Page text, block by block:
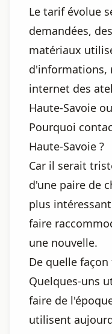
Le tarif évolue
demandées,
matériaux
d'informations,
internet des
Haute-Savoie
Pourquoi
Haute-Savoie ?
Car il serait
d'une paire de
plus
faire
une nouvelle.
De quelle
Quelques-uns
faire de
utilisent